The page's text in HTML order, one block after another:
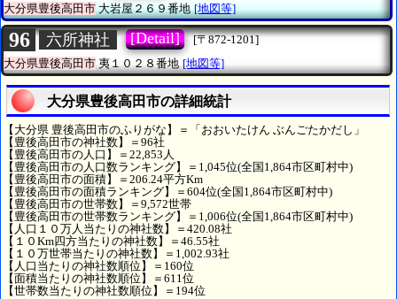
大分県豊後高田市大岩屋２６９番地 [地図等]
96 六所神社 [Detail]
[〒872-1201]
大分県豊後高田市夷１０２８番地 [地図等]
大分県豊後高田市の詳細統計
【大分県 豊後高田市のふりがな】＝「おおいたけん ぶんごたかだし」
【豊後高田市の神社数】＝96社
【豊後高田市の人口】＝22,853人
【豊後高田市の人口数ランキング】＝1,045位(全国1,864市区町村中)
【豊後高田市の面積】＝206.24平方Km
【豊後高田市の面積ランキング】＝604位(全国1,864市区町村中)
【豊後高田市の世帯数】＝9,572世帯
【豊後高田市の世帯数ランキング】＝1,006位(全国1,864市区町村中)
【人口１０万人当たりの神社数】＝420.08社
【１０Km四方当たりの神社数】＝46.55社
【１０万世帯当たりの神社数】＝1,002.93社
【人口当たりの神社数順位】＝160位
【面積当たりの神社数順位】＝611位
【世帯数当たりの神社数順位】＝194位